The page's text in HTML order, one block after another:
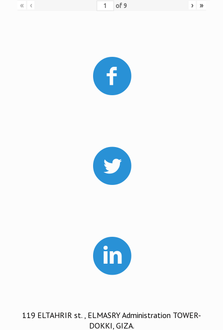
« ‹ of 9 › »
119 ELTAHRIR st. , ELMASRY Administration TOWER-
DOKKI, GIZA.